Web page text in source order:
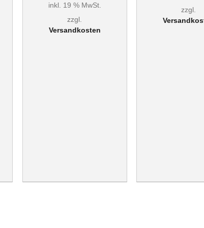
inkl. 19 % MwSt.
zzgl.
Versandkosten
zzgl.